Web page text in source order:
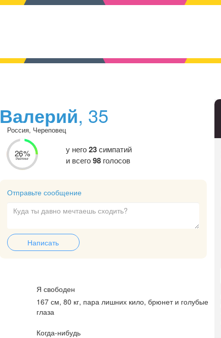
Валерий, 35
Россия, Череповец
26%
Рейтинг
у него23симпатий
и всего98голосов
Отправьте сообщение
Написать
Я свободен
167 см, 80 кг, пара лишних кило, брюнет и голубые
глаза
Когда-нибудь